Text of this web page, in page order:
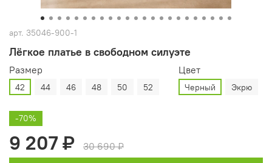
арт. 35046-900-1
Лёгкое платье в свободном силуэте
Размер
42 44 46 48 50 52
Цвет
Черный Экрю
-70%
9 207 ₽
30 690 ₽